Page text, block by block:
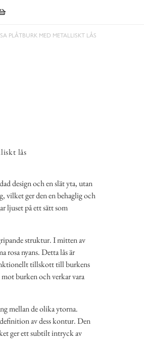
PLÅTBURK MED METALLISKT LÅS
lås
design och en slät yta, utan
vilket ger den en behaglig och
ljuset på ett sätt som
struktur. I mitten av
rosa nyans. Detta lås är
tillskott till burkens
burken och verkar vara
mellan de olika ytorna.
av dess kontur. Den
ger ett subtilt intryck av